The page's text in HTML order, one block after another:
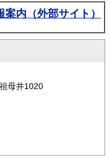
内（外部サイト）
母井1020